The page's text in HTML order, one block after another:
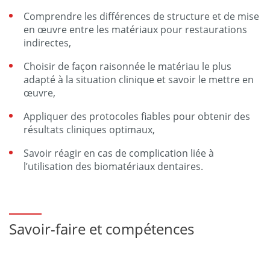
Comprendre les différences de structure et de mise
en œuvre entre les matériaux pour restaurations
indirectes,
Choisir de façon raisonnée le matériau le plus
adapté à la situation clinique et savoir le mettre en
œuvre,
Appliquer des protocoles fiables pour obtenir des
résultats cliniques optimaux,
Savoir réagir en cas de complication liée à
l’utilisation des biomatériaux dentaires.
Savoir-faire et compétences